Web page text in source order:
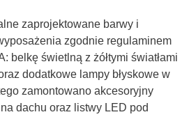
zaprojektowane barwy i
zgodnie regulaminem
belkę świetlną z żółtymi światłami
dodatkowe lampy błyskowe w
zamontowano akcesoryjny
dachu oraz listwy LED pod